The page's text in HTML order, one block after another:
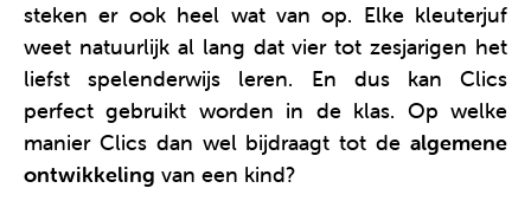
steken er ook heel wat van op. Elke kleuterjuf
weet natuurlijk al lang dat vier tot zesjarigen het
liefst spelenderwijs leren. En dus kan Clics
perfect gebruikt worden in de klas. Op welke
manier Clics dan wel bijdraagt tot de algemene
ontwikkeling van een kind?